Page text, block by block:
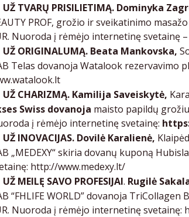
UŽ TVARŲ PRISILIETIMĄ. Dominyka
PROF, grožio ir sveikatinimo
Nuoroda į rėmėjo internetinę svetainę –
UŽ ORIGINALUMĄ. Beata Mankovska,
Telas dovanoja Watalook
UŽ CHARIZMĄ. Kamilija Saveiskytė,
Swiss dovanoja maisto papildų
į rėmėjo internetinę svetainę:
UŽ INOVACIJAS. Dovilė Karalienė,
„MEDEXY“ skiria dovanų kuponą
http://www.medexy.lt/
UŽ MEILĘ SAVO PROFESIJAI. Rugilė
“FHLIFE WORLD” dovanoja
Nuoroda į rėmėjo internetinę svetainę: